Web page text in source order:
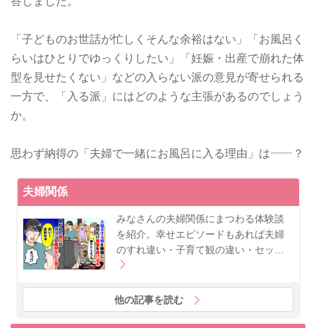
「子どものお世話が忙しくそんな余裕はない」「お風呂く
らいはひとりでゆっくりしたい」「妊娠・出産で崩れた体
型を見せたくない」などの入らない派の意見が寄せられる
一方で、「入る派」にはどのような主張があるのでしょう
か。
思わず納得の「夫婦で一緒にお風呂に入る理由」は——？
夫婦関係
みなさんの夫婦関係にまつわる体験談
を紹介。幸せエピソードもあれば夫婦
のすれ違い・子育て観の違い・セッ…
他の記事を読む